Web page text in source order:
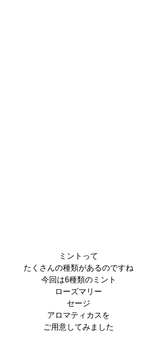
ミントって
たくさんの種類があるのですね
今回は6種類のミント
ローズマリー
セージ
アロマティカスを
ご用意してみました